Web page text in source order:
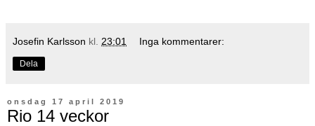
Josefin Karlsson kl. 23:01 Inga kommentarer:
Dela
onsdag 17 april 2019
Rio 14 veckor